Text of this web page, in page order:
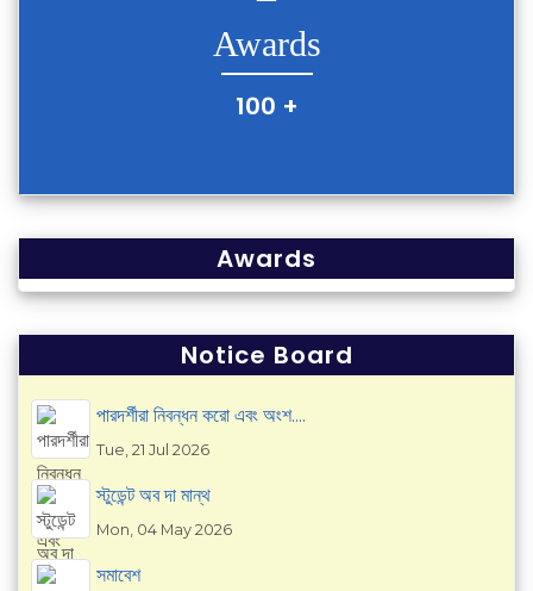
Awards
100 +
Awards
Notice Board
পারদর্শীরা নিবন্ধন করো এবং অংশ....
Tue, 21 Jul 2026
স্টুডেন্ট অব দা মান্থ
Mon, 04 May 2026
সমাবেশ